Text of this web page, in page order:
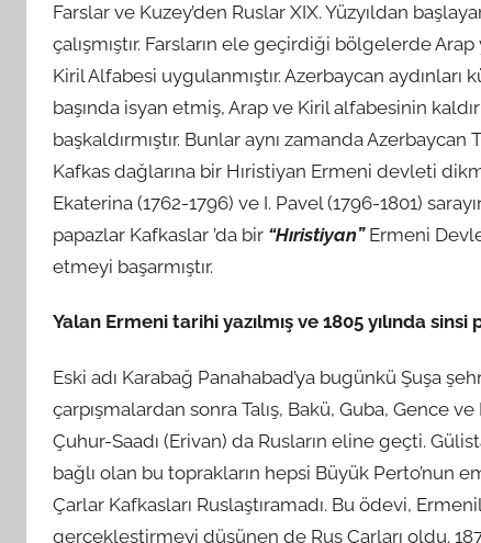
Farslar ve Kuzey’den Ruslar XIX. Yüzyıldan
çalışmıştır. Farsların ele geçirdiği bölgelerde
Kiril Alfabesi uygulanmıştır. Azerbaycan aydınları
başında isyan etmiş, Arap ve Kiril alfabesinin
başkaldırmıştır. Bunlar aynı zamanda
Kafkas dağlarına bir Hıristiyan Ermeni devleti
Ekaterina (1762-1796) ve I. Pavel (1796-1801)
papazlar Kafkaslar ’da bir “Hıristiyan”Ermeni
etmeyi başarmıştır.
Yalan Ermeni tarihi yazılmış ve 1805 yılında
Eski adı Karabağ Panahabad’ya bugünkü Şuşa
çarpışmalardan sonra Talış, Bakü, Guba, Gence
Çuhur-Saadı (Erivan) da Rusların eline geçti.
bağlı olan bu toprakların hepsi Büyük Perto’nun
Çarlar Kafkasları Ruslaştıramadı. Bu ödevi,
gerçekleştirmeyi düşünen de Rus Çarları oldu.